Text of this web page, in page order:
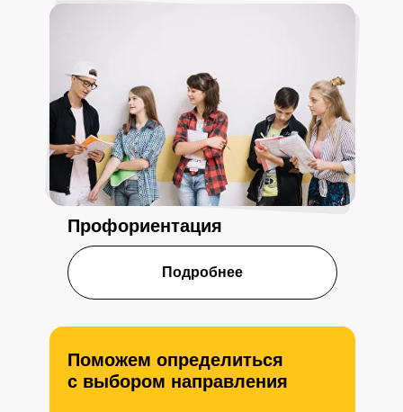
Профориентация
Подробнее
Поможем определиться
с выбором направления